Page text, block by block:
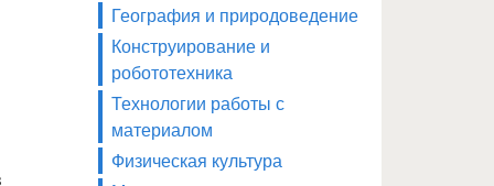
География и природоведение
Конструирование и
робототехника
Технологии работы с
материалом
Физическая культура